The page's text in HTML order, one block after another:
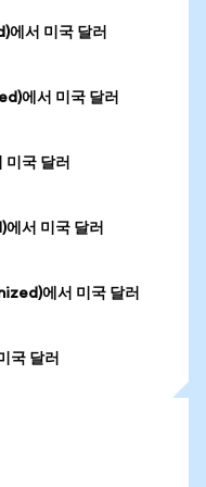
서 미국 달러
에서 미국 달러
국 달러
서 미국 달러
에서 미국 달러
국 달러